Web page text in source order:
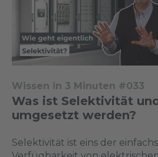
Wissen in 3 Minuten #033
Was ist Selektivität
umgesetzt werden?
Selektivität ist eins der